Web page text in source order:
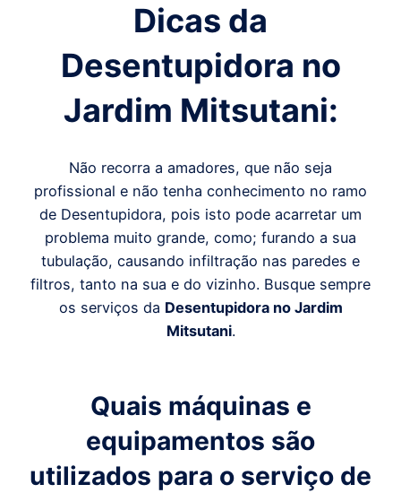
Dicas da
Desentupidora no
Jardim Mitsutani:
Não recorra a amadores, que não seja
profissional e não tenha conhecimento no ramo
de Desentupidora, pois isto pode acarretar um
problema muito grande, como; furando a sua
tubulação, causando infiltração nas paredes e
filtros, tanto na sua e do vizinho. Busque sempre
os serviços da Desentupidora no Jardim
Mitsutani.
Quais máquinas e
equipamentos são
utilizados para o serviço de